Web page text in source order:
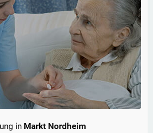
in Markt Nordheim